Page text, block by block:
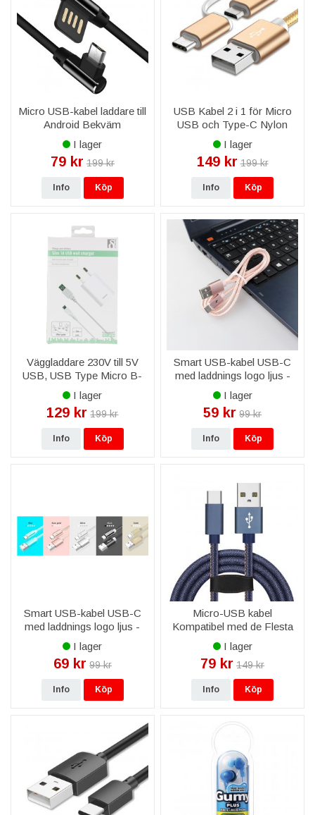
Micro USB-kabel laddare till
Android Bekväm
Utformning - Svart
I lager
79 kr 199 kr
Info Köp
USB Kabel 2 i 1 för Micro
USB och Type-C Nylon
Flätad - Guld
I lager
149 kr 199 kr
Info Köp
Väggladdare 230V till 5V
USB, USB Type Micro B-
kabel, 1M
I lager
129 kr 199 kr
Info Köp
Smart USB-kabel USB-C
med laddnings logo ljus -
Rosa färg
I lager
59 kr 99 kr
Info Köp
Smart USB-kabel USB-C
med laddnings logo ljus -
Vit/silver färg
I lager
69 kr 99 kr
Info Köp
Micro-USB kabel
Kompatibel med de Flesta
Smarttelefonerna
I lager
79 kr 149 kr
Info Köp